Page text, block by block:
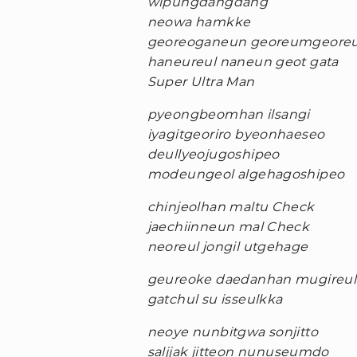
neowa hamkke
georeoganeun
haneureul naneun geot gata
Super Ultra Man
pyeongbeomhan ilsangi
iyagitgeoriro byeonhaeseo
deullyeojugoshipeo
modeungeol algehagoshipeo
chinjeolhan maltu Check
jaechiinneun mal Check
neoreul jongil utgehage
geureoke daedanhan mugireul
gatchul su isseulkka
neoye nunbitgwa sonjitto
saljjak jitteon nunuseumdo